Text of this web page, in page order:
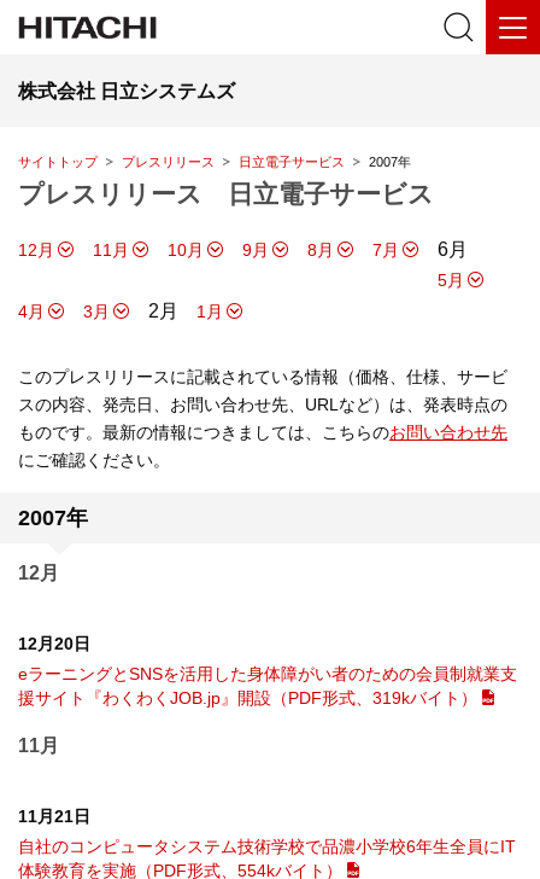
株式会社 日立システムズ
サイトトップ プレスリリース 日立電子サービス 2007年
プレスリリース 日立電子サービス
12月 11月 10月 9月 8月 7月 6月
5月
4月
3月 2月 1月
このプレスリリースに記載されている情報（価格、仕様、サービ
スの内容、発売日、お問い合わせ先、URLなど）は、発表時点の
ものです。最新の情報につきましては、こちらのお問い合わせ先
にご確認ください。
2007年
12月
12月20日
eラーニングとSNSを活用した身体障がい者のための会員制就業支
援サイト『わくわくJOB.jp』開設（PDF形式、319kバイト）
11月
11月21日
自社のコンピュータシステム技術学校で品濃小学校6年生全員にIT
体験教育を実施（PDF形式、554kバイト）